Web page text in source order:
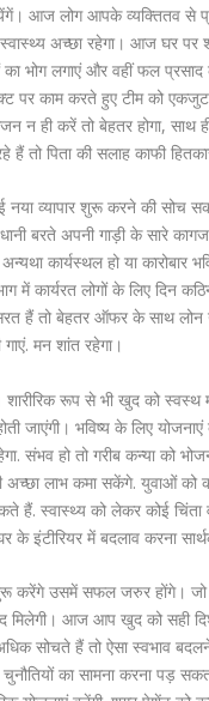
आज लोग आपके व्यक्तितव से
स्वास्थ्य अच्छा रहेगा। आज घर
भोग लगाएं और वहीं फल प्रसाद
पर काम करते हुए टीम को
न ही करें तो बेहतर होगा, साथ
तो पिता की सलाह काफी
व्यापार शुरू करने की सोच
बरते अपनी गाड़ी के सारे
कार्यस्थल हो या कारोबार
में कार्यरत लोगों के लिए दिन
हैं तो बेहतर ऑफर के साथ लोन
मन शांत रहेगा।
रूप से भी खुद को
जाएंगी। भविष्य के लिए
संभव हो तो गरीब कन्या को
लाभ कमा सकेंगे. युवाओं को
हैं. स्वास्थ्य को लेकर कोई
इंटीरियर में बदलाव करना
करेंगे उसमें सफल जरुर होंगे। जो
मिलेगी। आज आप खुद को सही
सोचते हैं तो ऐसा स्वभाव
का सामना करना पड़